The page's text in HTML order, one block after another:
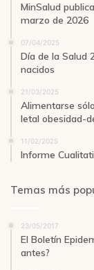
MinSalud
marzo de 2026
07/04/2025
Día de la Salud
nacidos
21/03/2025
Alimentarse
letal obesidad-
11/02/2025
Informe
Temas más
23/05/2017
El Boletín
antes?